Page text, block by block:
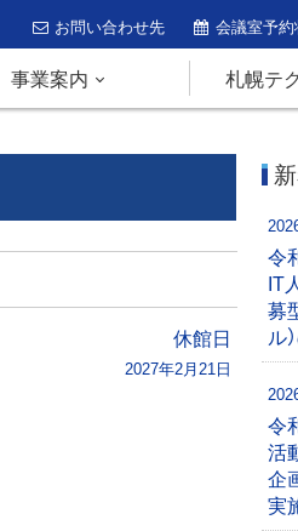
お問い合わせ先 会議室予約
事業案内 札幌テ
休館日
2027年2月21日
令
IT
募
ル
令
活
企
実